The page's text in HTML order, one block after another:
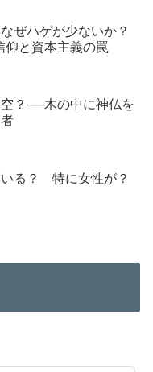
ぜハゲが少ないか？
と資本主義の罠
？──木の中に神仏を
る？ 特に女性が？